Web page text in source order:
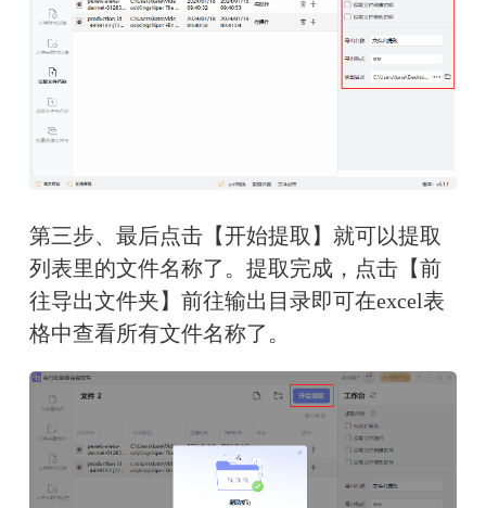
第三步、最后点击【开始提取】就可以提取
列表里的文件名称了。提取完成，点击【前
往导出文件夹】前往输出目录即可在excel表
格中查看所有文件名称了。